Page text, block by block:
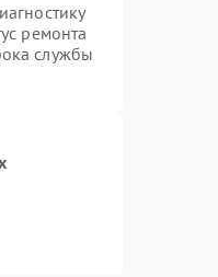
ремонта
службы